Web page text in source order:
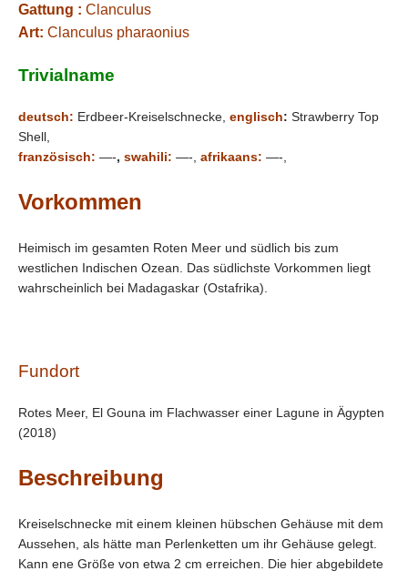
Gattung : Clanculus
Art: Clanculus pharaonius
Trivialname
deutsch: Erdbeer-Kreiselschnecke, englisch: Strawberry Top
Shell,
französisch: —-, swahili: —-, afrikaans: —-,
Vorkommen
Heimisch im gesamten Roten Meer und südlich bis zum
westlichen Indischen Ozean. Das südlichste Vorkommen liegt
wahrscheinlich bei Madagaskar (Ostafrika).
Fundort
Rotes Meer, El Gouna im Flachwasser einer Lagune in Ägypten
(2018)
Beschreibung
Kreiselschnecke mit einem kleinen hübschen Gehäuse mit dem
Aussehen, als hätte man Perlenketten um ihr Gehäuse gelegt.
Kann ene Größe von etwa 2 cm erreichen. Die hier abgebildete